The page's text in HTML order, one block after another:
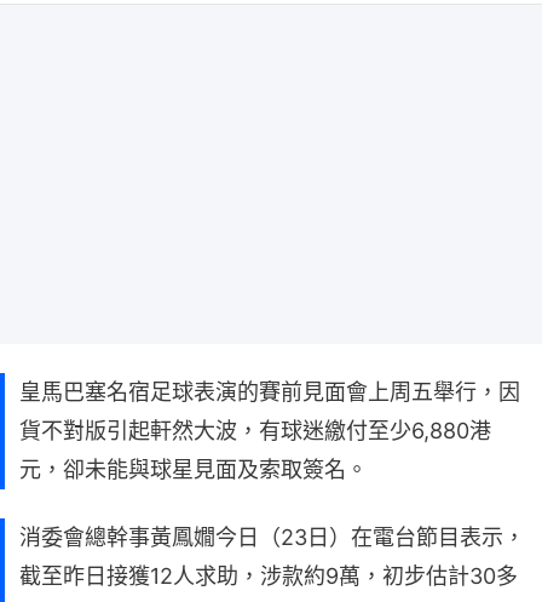
皇馬巴塞名宿足球表演的賽前見面會上周五舉行，因
貨不對版引起軒然大波，有球迷繳付至少6,880港
元，卻未能與球星見面及索取簽名。
消委會總幹事黃鳳嫺今日（23日）在電台節目表示，
截至昨日接獲12人求助，涉款約9萬，初步估計30多